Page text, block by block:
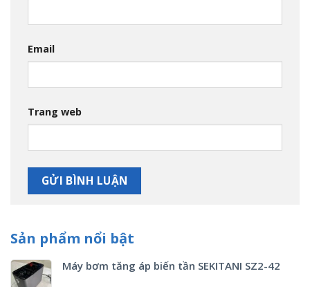
Email
Trang web
Sản phẩm nổi bật
Máy bơm tăng áp biến tần SEKITANI SZ2-42